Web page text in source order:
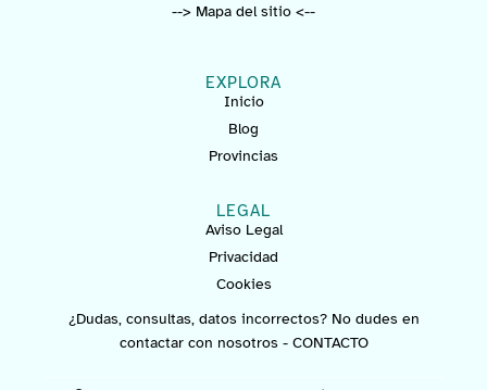
--> Mapa del sitio <--
EXPLORA
Inicio
Blog
Provincias
LEGAL
Aviso Legal
Privacidad
Cookies
¿Dudas, consultas, datos incorrectos? No dudes en
contactar con nosotros - CONTACTO